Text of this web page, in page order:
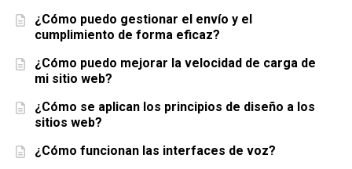
¿Cómo puedo gestionar el envío y el
cumplimiento de forma eficaz?
¿Cómo puedo mejorar la velocidad de carga de
mi sitio web?
¿Cómo se aplican los principios de diseño a los
sitios web?
¿Cómo funcionan las interfaces de voz?